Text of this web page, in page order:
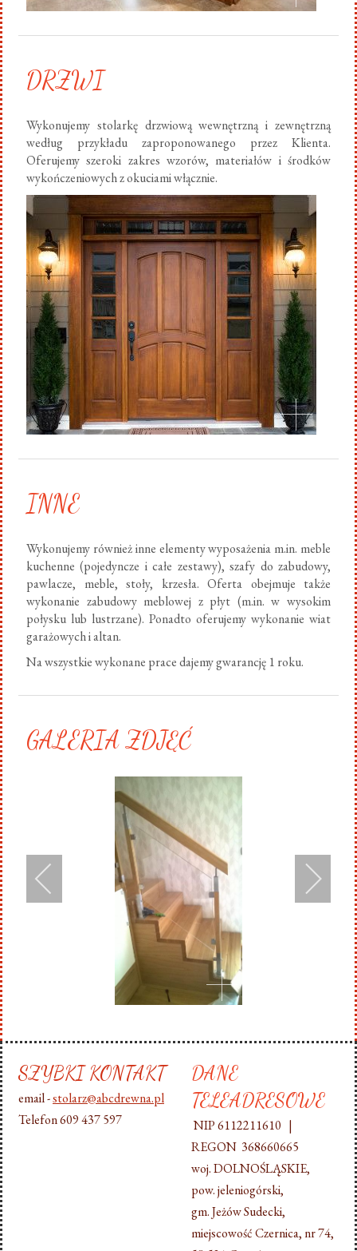
DRZWI
Wykonujemy stolarkę drzwiową wewnętrzną i zewnętrzną
według przykładu zaproponowanego przez Klienta.
Oferujemy szeroki zakres wzorów, materiałów i środków
wykończeniowych z okuciami włącznie.
INNE
Wykonujemy również inne elementy wyposażenia m.in. meble
kuchenne (pojedyncze i całe zestawy), szafy do zabudowy,
pawlacze, meble, stoły, krzesła. Oferta obejmuje także
wykonanie zabudowy meblowej z płyt (m.in. w wysokim
połysku lub lustrzane). Ponadto oferujemy wykonanie wiat
garażowych i altan.
Na wszystkie wykonane prace dajemy gwarancję 1 roku.
GALERIA ZDJĘĆ
SZYBKI KONTAKT
email -stolarz@abcdrewna.pl
Telefon 609 437 597
DANE
TELEADRESOWE
NIP 6112211610 |
REGON 368660665
woj. DOLNOŚLĄSKIE,
pow. jeleniogórski,
gm. Jeżów Sudecki,
miejscowość Czernica, nr 74,
.